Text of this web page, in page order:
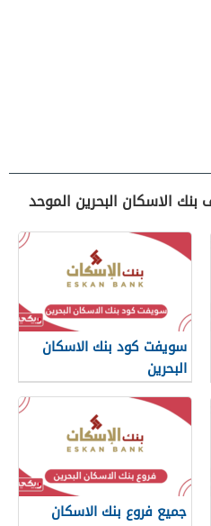
الاسكان البحرين الموحد
سويفت كود بنك الاسكان
البحرين
جميع فروع بنك الاسكان